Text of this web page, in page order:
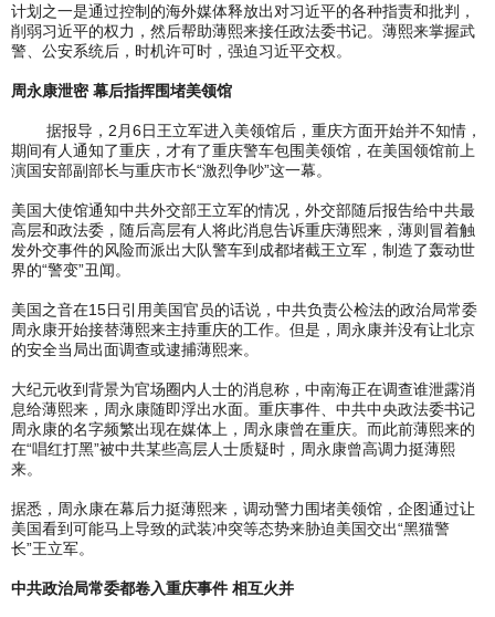
计划之一是通过控制的海外媒体释放出对习近平的各种指责和批判，
削弱习近平的权力，然后帮助薄熙来接任政法委书记。薄熙来掌握武
警、公安系统后，时机许可时，强迫习近平交权。
周永康泄密 幕后指挥围堵美领馆
据报导，2月6日王立军进入美领馆后，重庆方面开始并不知情，
期间有人通知了重庆，才有了重庆警车包围美领馆，在美国领馆前上
演国安部副部长与重庆市长“激烈争吵”这一幕。
美国大使馆通知中共外交部王立军的情况，外交部随后报告给中共最
高层和政法委，随后高层有人将此消息告诉重庆薄熙来，薄则冒着触
发外交事件的风险而派出大队警车到成都堵截王立军，制造了轰动世
界的“警变”丑闻。
美国之音在15日引用美国官员的话说，中共负责公检法的政治局常委
周永康开始接替薄熙来主持重庆的工作。但是，周永康并没有让北京
的安全当局出面调查或逮捕薄熙来。
大纪元收到背景为官场圈内人士的消息称，中南海正在调查谁泄露消
息给薄熙来，周永康随即浮出水面。重庆事件、中共中央政法委书记
周永康的名字频繁出现在媒体上，周永康曾在重庆。而此前薄熙来的
在“唱红打黑”被中共某些高层人士质疑时，周永康曾高调力挺薄熙
来。
据悉，周永康在幕后力挺薄熙来，调动警力围堵美领馆，企图通过让
美国看到可能马上导致的武装冲突等态势来胁迫美国交出“黑猫警
长”王立军。
中共政治局常委都卷入重庆事件 相互火并